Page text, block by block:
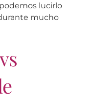
lucirlo
mucho